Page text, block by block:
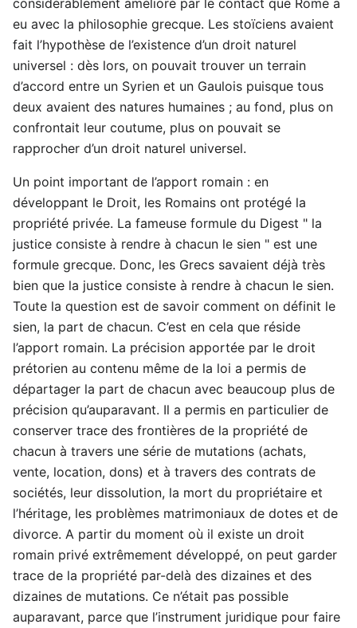
eu avec la philosophie grecque. Les stoïciens avaient
fait l’hypothèse de l’existence d’un droit naturel
universel : dès lors, on pouvait trouver un terrain
d’accord entre un Syrien et un Gaulois puisque tous
deux avaient des natures humaines ; au fond, plus on
confrontait leur coutume, plus on pouvait se
rapprocher d’un droit naturel universel.
Un point important de l’apport romain : en
développant le Droit, les Romains ont protégé la
propriété privée. La fameuse formule du Digest " la
justice consiste à rendre à chacun le sien " est une
formule grecque. Donc, les Grecs savaient déjà très
bien que la justice consiste à rendre à chacun le sien.
Toute la question est de savoir comment on définit le
sien, la part de chacun. C’est en cela que réside
l’apport romain. La précision apportée par le droit
prétorien au contenu même de la loi a permis de
départager la part de chacun avec beaucoup plus de
précision qu’auparavant. Il a permis en particulier de
conserver trace des frontières de la propriété de
chacun à travers une série de mutations (achats,
vente, location, dons) et à travers des contrats de
sociétés, leur dissolution, la mort du propriétaire et
l’héritage, les problèmes matrimoniaux de dotes et de
divorce. A partir du moment où il existe un droit
romain privé extrêmement développé, on peut garder
trace de la propriété par-delà des dizaines et des
dizaines de mutations. Ce n’était pas possible
auparavant, parce que l’instrument juridique pour faire